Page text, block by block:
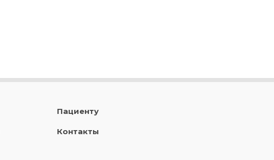
Пациенту
Контакты